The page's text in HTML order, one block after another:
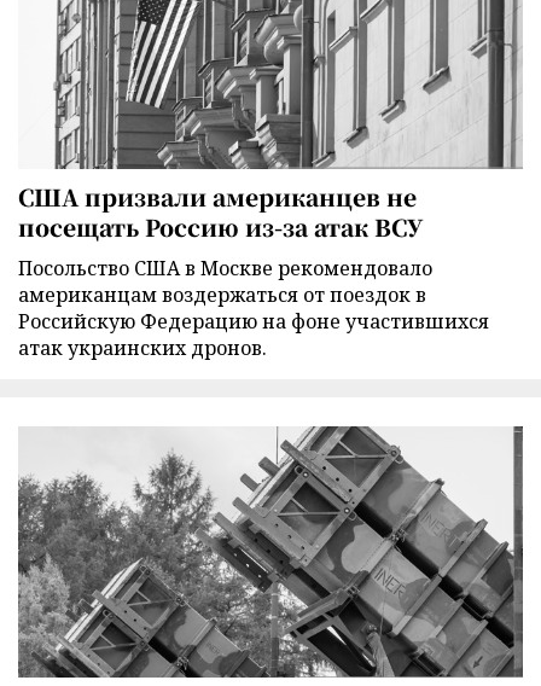
США призвали американцев не
посещать Россию из-за атак ВСУ
Посольство США в Москве рекомендовало
американцам воздержаться от поездок в
Российскую Федерацию на фоне участившихся
атак украинских дронов.